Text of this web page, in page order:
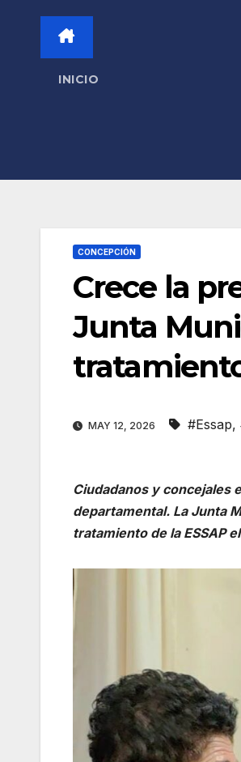
INICIO
CONCEPCIÓN
Crece la
Junta
MAY 12, 2026 #Essap,
Ciudadanos y concejales
departamental. La Junta
tratamiento de la ESSAP